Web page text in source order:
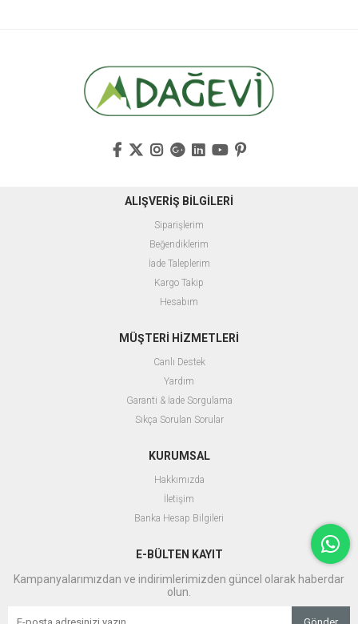
ALIŞVERİŞ BİLGİLERİ
Siparişlerim
Beğendiklerim
İade Taleplerim
Kargo Takip
Hesabım
MÜŞTERİ HİZMETLERİ
Canlı Destek
Yardım
Garanti & İade Sorgulama
Sıkça Sorulan Sorular
KURUMSAL
Hakkımızda
İletişim
Banka Hesap Bilgileri
E-BÜLTEN KAYIT
Kampanyalarımızdan ve indirimlerimizden güncel olarak haberdar
olun.